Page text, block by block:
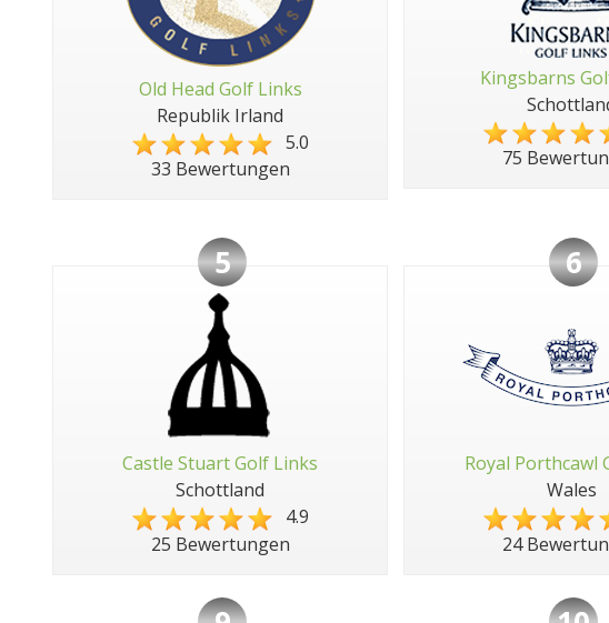
Old Head Golf Links
Republik Irland
5.0
33 Bewertungen
Kingsbarns
75
5
Castle Stuart Golf Links
Schottland
4.9
25 Bewertungen
6
Royal Porthcawl
Wales
24